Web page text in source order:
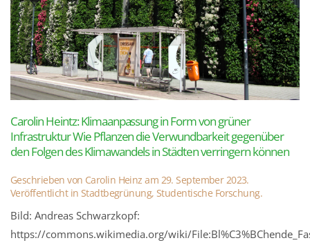
Carolin Heintz: Klimaanpassung in Form von grüner
Infrastruktur Wie Pflanzen die Verwundbarkeit gegenüber
den Folgen des Klimawandels in Städten verringern können
Geschrieben von Carolin Heinz am 29. September 2023.
Veröffentlicht in Stadtbegrünung, Studentische Forschung.
Bild: Andreas Schwarzkopf:
https://commons.wikimedia.org/wiki/